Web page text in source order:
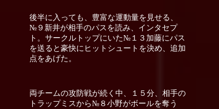
後半に入っても、豊富な運動量を見せる、
№９新井が相手のパスを読み、インタセプ
ト。サークルトップにいた№１３加藤にパス
を送ると豪快にヒットシュートを決め、追加
点をあげた。
両チームの攻防戦が続く中、１５分、相手の
トラップミスから№８小野がボールを奪う